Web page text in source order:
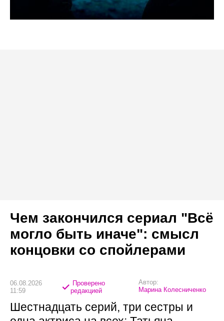
Чем закончился сериал "Всё
могло быть иначе": смысл
концовки со спойлерами
06.08.2026
11:59
Проверено
редакцией
Автор:
Марина Колесниченко
Шестнадцать серий, три сестры и